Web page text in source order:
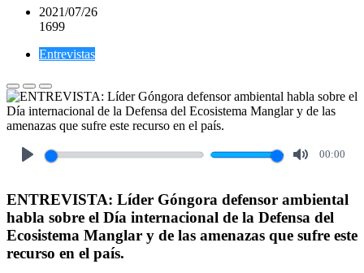
2021/07/26
1699
Entrevistas
00:00
ENTREVISTA: Líder Góngora defensor ambiental
habla sobre el Día internacional de la Defensa del
Ecosistema Manglar y de las amenazas que sufre este
recurso en el país.